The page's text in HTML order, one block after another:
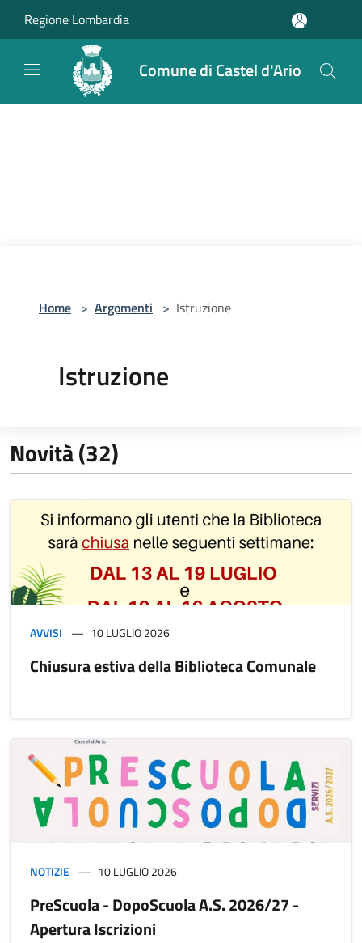
Regione Lombardia
Comune di Castel d'Ario
Home > Argomenti > Istruzione
Istruzione
Novità (32)
AVVISI 10 LUGLIO 2026
Chiusura estiva della Biblioteca Comunale
NOTIZIE 10 LUGLIO 2026
PreScuola - DopoScuola A.S. 2026/27 -
Apertura Iscrizioni